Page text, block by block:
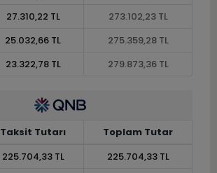
27.310,22 TL
273.102,23 TL
25.032,66 TL
275.359,28 TL
23.322,78 TL 279.873,36 TL
Taksit Tutarı
Toplam Tutar
225.704,33 TL
225.704,33 TL